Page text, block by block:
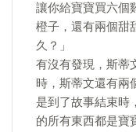
讓你給寶寶買六個
橙子，還有兩個甜
久？」
有沒有發現，斯蒂
時，斯蒂文還有兩
是到了故事結束時
的所有東西都是寶